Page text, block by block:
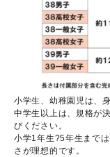
小学生、幼稚園児は、
中学生以上は、規格が
びください。
小学1年生?5年生まで
さが理想的です。